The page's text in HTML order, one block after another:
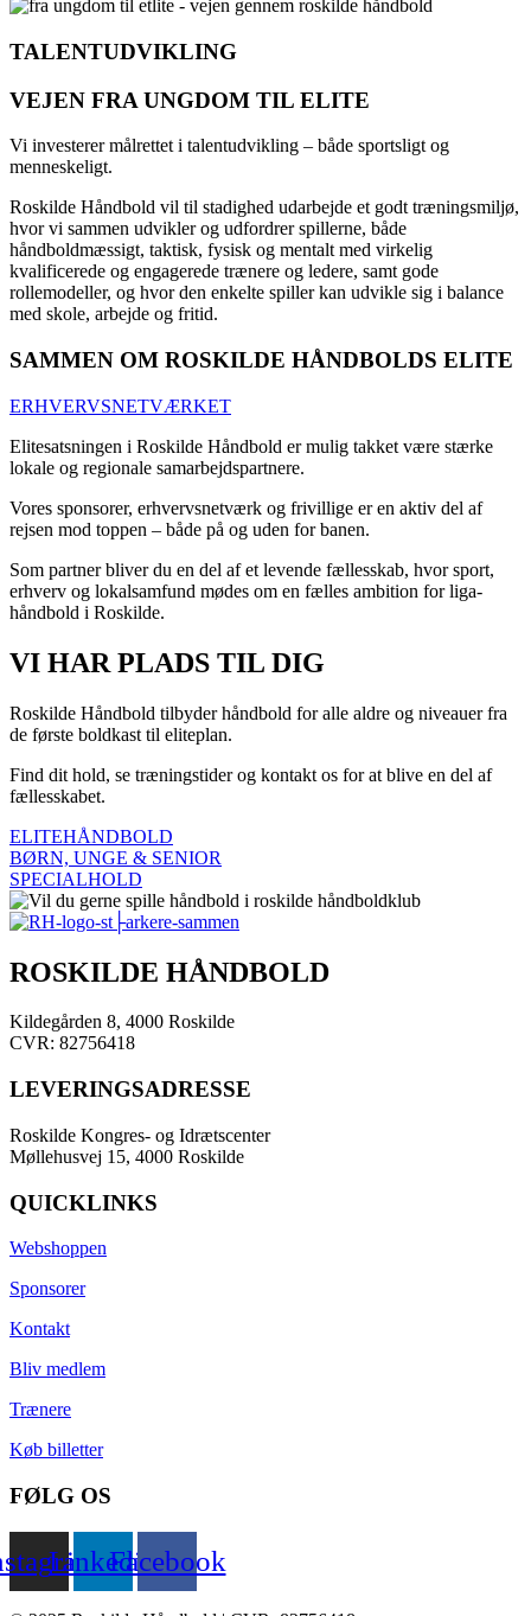
TALENTUDVIKLING
VEJEN FRA UNGDOM TIL ELITE
Vi investerer målrettet i talentudvikling – både sportsligt og
menneskeligt.
Roskilde Håndbold vil til stadighed udarbejde et godt træningsmiljø,
hvor vi sammen udvikler og udfordrer spillerne, både
håndboldmæssigt, taktisk, fysisk og mentalt med virkelig
kvalificerede og engagerede trænere og ledere, samt gode
rollemodeller, og hvor den enkelte spiller kan udvikle sig i balance
med skole, arbejde og fritid.
SAMMEN OM ROSKILDE HÅNDBOLDS ELITE
ERHVERVSNETVÆRKET
Elitesatsningen i Roskilde Håndbold er mulig takket være stærke
lokale og regionale samarbejdspartnere.
Vores sponsorer, erhvervsnetværk og frivillige er en aktiv del af
rejsen mod toppen – både på og uden for banen.
Som partner bliver du en del af et levende fællesskab, hvor sport,
erhverv og lokalsamfund mødes om en fælles ambition for liga-
håndbold i Roskilde.
VI HAR PLADS TIL DIG
Roskilde Håndbold tilbyder håndbold for alle aldre og niveauer fra
de første boldkast til eliteplan.
Find dit hold, se træningstider og kontakt os for at blive en del af
fællesskabet.
ELITEHÅNDBOLD
BØRN, UNGE & SENIOR
SPECIALHOLD
ROSKILDE HÅNDBOLD
Kildegården 8, 4000 Roskilde
CVR: 82756418
LEVERINGSADRESSE
Roskilde Kongres- og Idrætscenter
Møllehusvej 15, 4000 Roskilde
QUICKLINKS
Webshoppen
Sponsorer
Kontakt
Bliv medlem
Trænere
Køb billetter
FØLG OS
LinkedinFacebook